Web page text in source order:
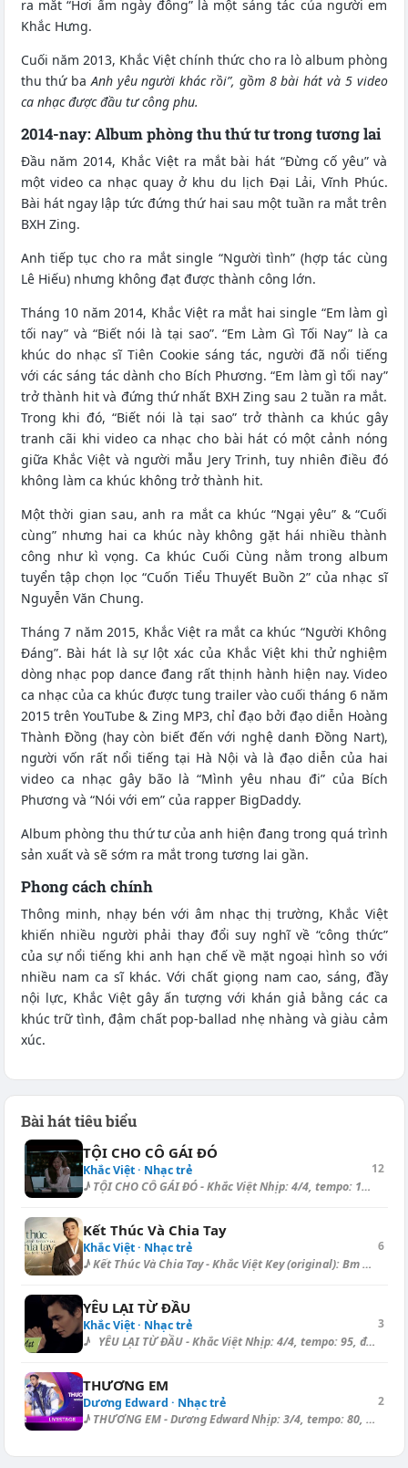
ra mắt “Hơi ấm ngày đông” là một sáng tác của người em
Khắc Hưng.
Cuối năm 2013, Khắc Việt chính thức cho ra lò album phòng
thu thứ baAnh yêu người khác rồi”, gồm 8 bài hát và 5 video
ca nhạc được đầu tư công phu.
2014-nay: Album phòng thu thứ tư trong tương lai
Đầu năm 2014, Khắc Việt ra mắt bài hát “Đừng cố yêu” và
một video ca nhạc quay ở khu du lịch Đại Lải, Vĩnh Phúc.
Bài hát ngay lập tức đứng thứ hai sau một tuần ra mắt trên
BXH Zing.
Anh tiếp tục cho ra mắt single “Người tình” (hợp tác cùng
Lê Hiếu) nhưng không đạt được thành công lớn.
Tháng 10 năm 2014, Khắc Việt ra mắt hai single “Em làm gì
tối nay” và “Biết nói là tại sao”. “Em Làm Gì Tối Nay” là ca
khúc do nhạc sĩ Tiên Cookie sáng tác, người đã nổi tiếng
với các sáng tác dành cho Bích Phương. “Em làm gì tối nay”
trở thành hit và đứng thứ nhất BXH Zing sau 2 tuần ra mắt.
Trong khi đó, “Biết nói là tại sao” trở thành ca khúc gây
tranh cãi khi video ca nhạc cho bài hát có một cảnh nóng
giữa Khắc Việt và người mẫu Jery Trinh, tuy nhiên điều đó
không làm ca khúc không trở thành hit.
Một thời gian sau, anh ra mắt ca khúc “Ngại yêu” & “Cuối
cùng” nhưng hai ca khúc này không gặt hái nhiều thành
công như kì vọng. Ca khúc Cuối Cùng nằm trong album
tuyển tập chọn lọc “Cuốn Tiểu Thuyết Buồn 2” của nhạc sĩ
Nguyễn Văn Chung.
Tháng 7 năm 2015, Khắc Việt ra mắt ca khúc “Người Không
Đáng”. Bài hát là sự lột xác của Khắc Việt khi thử nghiệm
dòng nhạc pop dance đang rất thịnh hành hiện nay. Video
ca nhạc của ca khúc được tung trailer vào cuối tháng 6 năm
2015 trên YouTube & Zing MP3, chỉ đạo bởi đạo diễn Hoàng
Thành Đồng (hay còn biết đến với nghệ danh Đồng Nart),
người vốn rất nổi tiếng tại Hà Nội và là đạo diễn của hai
video ca nhạc gây bão là “Mình yêu nhau đi” của Bích
Phương và “Nói với em” của rapper BigDaddy.
Album phòng thu thứ tư của anh hiện đang trong quá trình
sản xuất và sẽ sớm ra mắt trong tương lai gần.
Phong cách chính
Thông minh, nhạy bén với âm nhạc thị trường, Khắc Việt
khiến nhiều người phải thay đổi suy nghĩ về “công thức”
của sự nổi tiếng khi anh hạn chế về mặt ngoại hình so với
nhiều nam ca sĩ khác. Với chất giọng nam cao, sáng, đầy
nội lực, Khắc Việt gây ấn tượng với khán giả bằng các ca
khúc trữ tình, đậm chất pop-ballad nhẹ nhàng và giàu cảm
xúc.
Bài hát tiêu biểu
TỘI CHO CÔ GÁI ĐÓ
Khắc Việt · Nhạc trẻ
♪ TỘI CHO CÔ GÁI ĐÓ - Khắc Việt Nhịp: 4/4, tempo: 128, điệu: Ballad: [Em...
12
Kết Thúc Và Chia Tay
Khắc Việt · Nhạc trẻ
♪ Kết Thúc Và Chia Tay - Khắc Việt Key (original): Bm → Key (transposed)...
6
YÊU LẠI TỪ ĐẦU
Khắc Việt · Nhạc trẻ
♪ YÊU LẠI TỪ ĐẦU - Khắc Việt Nhịp: 4/4, tempo: 95, điệu: Ballad =...
3
THƯƠNG EM
Dương Edward · Nhạc trẻ
♪ THƯƠNG EM - Dương Edward Nhịp: 3/4, tempo: 80, điệu: Ballad ===== [C]...
2